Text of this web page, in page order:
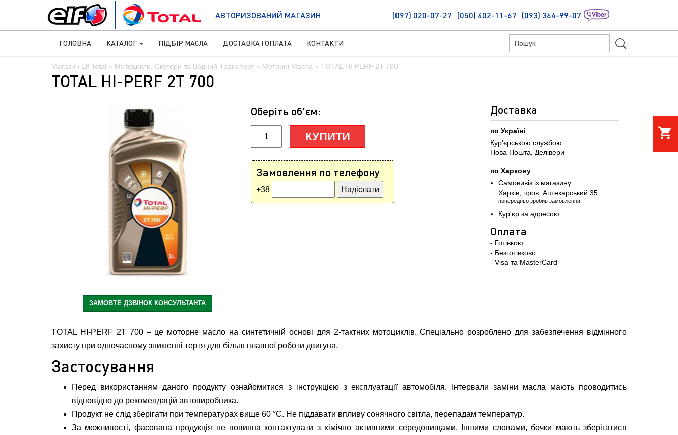
Магазин Elf Total » Мотоцикли, Скутери та Водний Транспорт » Моторні Масла » TOTAL HI-PERF 2T 700
TOTAL HI-PERF 2T 700
ЗАМОВТЕ ДЗВІНОК КОНСУЛЬТАНТА
Оберіть об'єм:
КУПИТИ
Замовлення по телефону
+38
Доставка
по Україні
Кур'єрською службою:
Нова Пошта, Делівери
по Харкову
Самовивіз із магазину:
Харків, пров. Аптекарський 35
попередньо зробив замовлення
Кур'єр за адресою
Оплата
- Готівкою
- Безготівково
- Visa та MasterCard
TOTAL HI-PERF 2T 700 – це моторне масло на синтетичній основі для 2-тактних мотоциклів. Спеціально розроблено для забезпечення відмінного
захисту при одночасному зниженні тертя для більш плавної роботи двигуна.
Застосування
Перед використанням даного продукту ознайомитися з інструкцією з експлуатації автомобіля. Інтервали заміни масла мають проводитись
відповідно до рекомендацій автовиробника.
Продукт не слід зберігати при температурах вище 60 °C. Не піддавати впливу сонячного світла, перепадам температур.
За можливості, фасована продукція не повинна контактувати з хімічно активними середовищами. Іншими словами, бочки мають зберігатися
АВТОРИЗОВАНИЙ МАГАЗИН (097) 020-07-27 (050) 402-11-67 (093) 364-99-07
ГОЛОВНА КАТАЛОГ ПІДБІР МАСЛА ДОСТАВКА І ОПЛАТА КОНТАКТИ S
shopping_cart